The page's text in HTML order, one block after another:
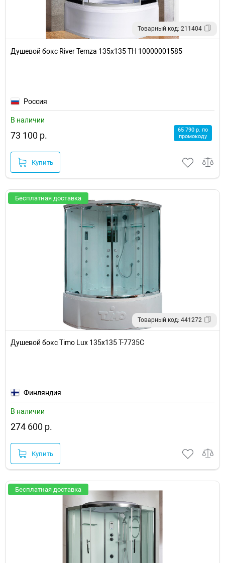
Товарный код: 211404
Душевой бокс River Temza 135x135 ТН 10000001585
Россия
В наличии
73 100 р.
65 790 р. по
промокоду
Купить
Бесплатная доставка
Товарный код: 441272
Душевой бокс Timo Lux 135х135 T-7735C
Финляндия
В наличии
274 600 р.
Купить
Бесплатная доставка